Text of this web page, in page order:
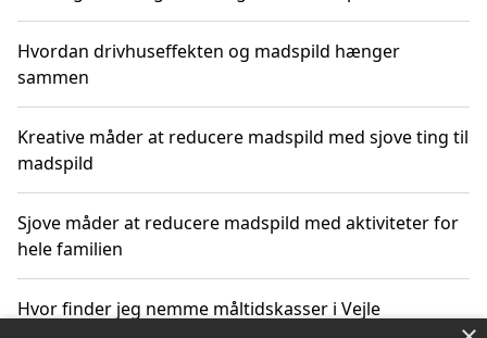
Hvordan drivhuseffekten og madspild hænger
sammen
Kreative måder at reducere madspild med sjove ting til
madspild
Sjove måder at reducere madspild med aktiviteter for
hele familien
Hvor finder jeg nemme måltidskasser i Vejle